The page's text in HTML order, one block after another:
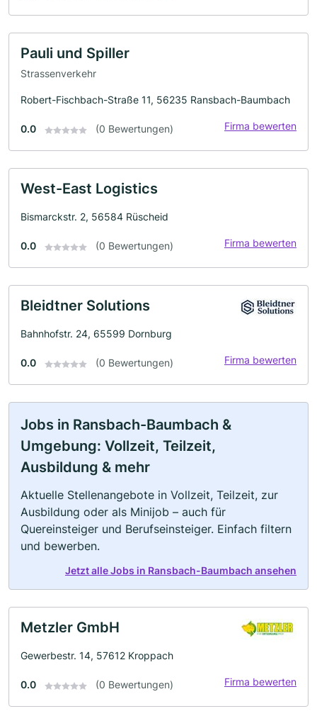
Pauli und Spiller
Strassenverkehr
Robert-Fischbach-Straße 11, 56235 Ransbach-Baumbach
0.0 (0 Bewertungen) Firma bewerten
West-East Logistics
Bismarckstr. 2, 56584 Rüscheid
0.0 (0 Bewertungen) Firma bewerten
Bleidtner Solutions
Bahnhofstr. 24, 65599 Dornburg
0.0 (0 Bewertungen) Firma bewerten
Jobs in Ransbach-Baumbach &
Umgebung: Vollzeit, Teilzeit,
Ausbildung & mehr
Aktuelle Stellenangebote in Vollzeit, Teilzeit, zur
Ausbildung oder als Minijob – auch für
Quereinsteiger und Berufseinsteiger. Einfach filtern
und bewerben.
Jetzt alle Jobs in Ransbach-Baumbach ansehen
Metzler GmbH
Gewerbestr. 14, 57612 Kroppach
0.0 (0 Bewertungen) Firma bewerten